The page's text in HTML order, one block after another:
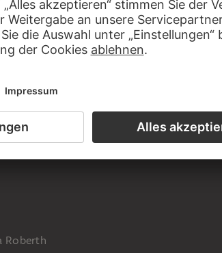
Velinpapier mit Goldschnitt
Roberth